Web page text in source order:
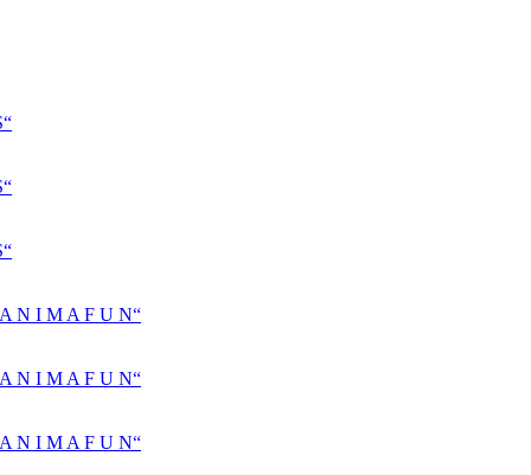
N I M A F U N“
N I M A F U N“
N I M A F U N“